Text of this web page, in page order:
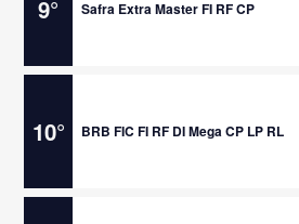
9° Safra Extra Master FI RF CP
10° BRB FIC FI RF DI Mega CP LP RL